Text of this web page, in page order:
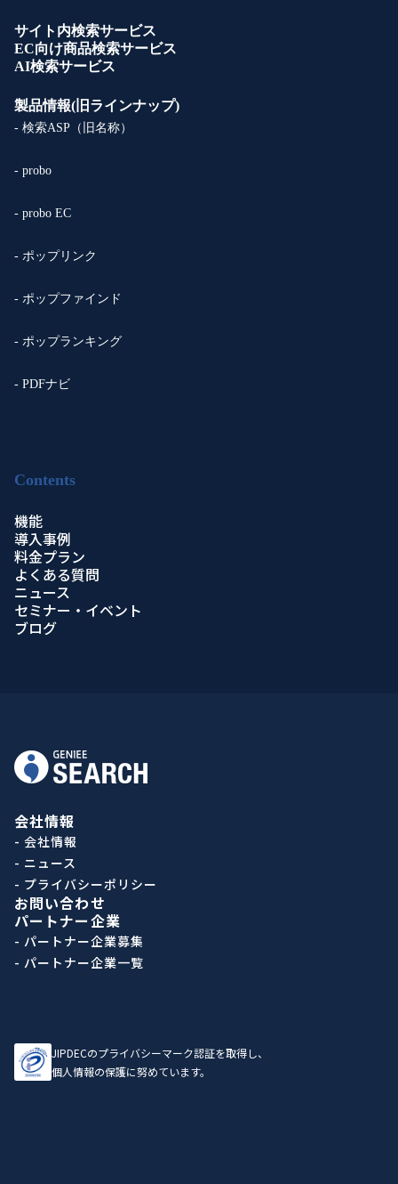
サイト内検索サービス
EC向け商品検索サービス
AI検索サービス
製品情報(旧ラインナップ)
- 検索ASP（旧名称）
- probo
- probo EC
- ポップリンク
- ポップファインド
- ポップランキング
- PDFナビ
Contents
機能
導入事例
料金プラン
よくある質問
ニュース
セミナー・イベント
ブログ
会社情報
- 会社情報
- ニュース
- プライバシーポリシー
お問い合わせ
パートナー企業
- パートナー企業募集
- パートナー企業一覧
JIPDECのプライバシーマーク認証を取得し、
個人情報の保護に努めています。